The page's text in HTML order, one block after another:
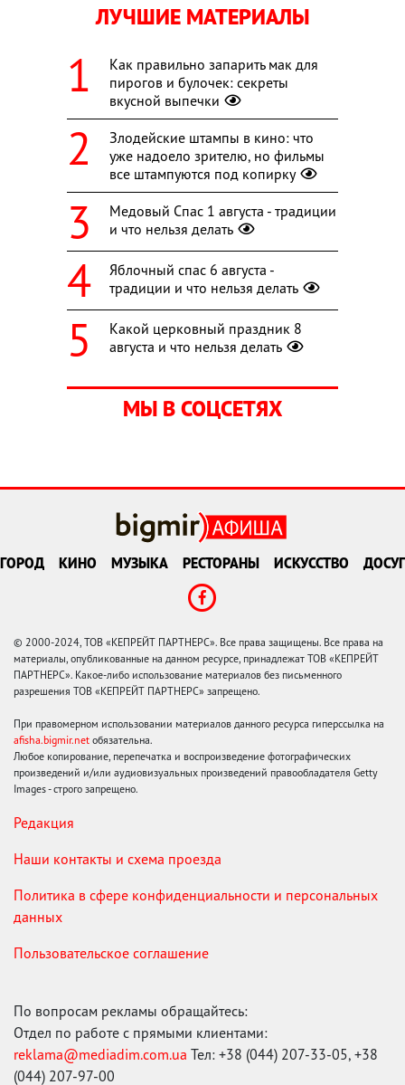
ЛУЧШИЕ МАТЕРИАЛЫ
Как правильно запарить мак для
пирогов и булочек: секреты
вкусной выпечки
Злодейские штампы в кино: что
уже надоело зрителю, но фильмы
все штампуются под копирку
Медовый Спас 1 августа - традиции
и что нельзя делать
Яблочный спас 6 августа -
традиции и что нельзя делать
Какой церковный праздник 8
августа и что нельзя делать
МЫ В СОЦСЕТЯХ
ГОРОД КИНО МУЗЫКА РЕСТОРАНЫ ИСКУССТВО ДОСУГ
© 2000-2024, ТОВ «КЕПРЕЙТ ПАРТНЕРС». Все права защищены. Все права на
материалы, опубликованные на данном ресурсе, принадлежат ТОВ «КЕПРЕЙТ
ПАРТНЕРС». Какое-либо использование материалов без письменного
разрешения ТОВ «КЕПРЕЙТ ПАРТНЕРС» запрещено.
При правомерном использовании материалов данного ресурса гиперссылка на
afisha.bigmir.net обязательна.
Любое копирование, перепечатка и воспроизведение фотографических
произведений и/или аудиовизуальных произведений правообладателя Getty
Images - строго запрещено.
Редакция
Наши контакты и схема проезда
Политика в сфере конфиденциальности и персональных
данных
Пользовательское соглашение
По вопросам рекламы обращайтесь:
Отдел по работе с прямыми клиентами:
reklama@mediadim.com.ua Тел: +38 (044) 207-33-05, +38
(044) 207-97-00